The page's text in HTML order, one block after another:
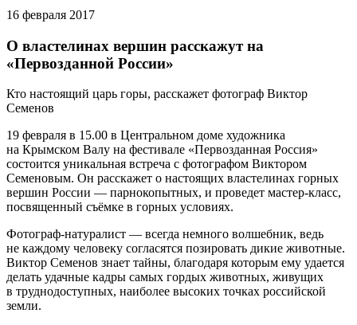
16 февраля 2017
О властелинах вершин расскажут на
«Первозданной России»
Кто настоящий царь горы, расскажет фотограф Виктор
Семенов
19 февраля в 15.00 в Центральном доме художника
на Крымском Валу на фестивале «Первозданная Россия»
состоится уникальная встреча с фотографом Виктором
Семеновым. Он расскажет о настоящих властелинах горных
вершин России — парнокопытных, и проведет мастер-класс,
посвященный съёмке в горных условиях.
Фотограф-натуралист — всегда немного волшебник, ведь
не каждому человеку согласятся позировать дикие животные.
Виктор Семенов знает тайны, благодаря которым ему удается
делать удачные кадры самых гордых животных, живущих
в труднодоступных, наиболее высоких точках российской
земли.